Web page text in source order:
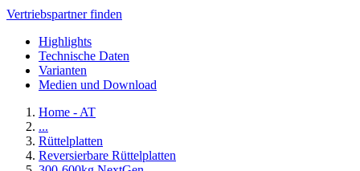
Vertriebspartner finden
Highlights
Technische Daten
Varianten
Medien und Download
Home - AT
...
Rüttelplatten
Reversierbare Rüttelplatten